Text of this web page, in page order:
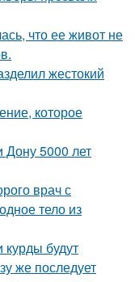
что ее живот не
жестокий
которое
5000 лет
врач с
тело из
будут
же последует